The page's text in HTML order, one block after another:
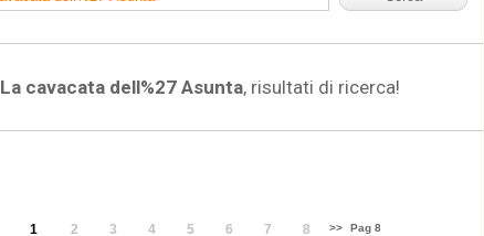
La cavacata dell%27 Asunta, risultati di ricerca!
1 2 3 4 5 6 7 8 >> Pag 8